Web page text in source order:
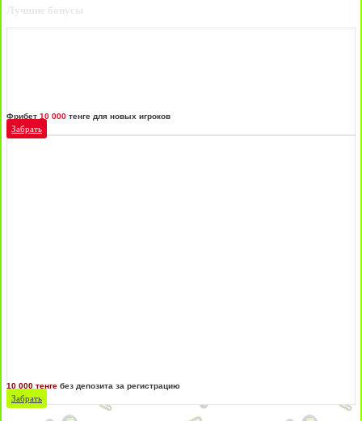
Лучшие бонусы
Фрибет 10 000 тенге для новых игроков
Забрать
10 000 тенге без депозита за регистрацию
Забрать